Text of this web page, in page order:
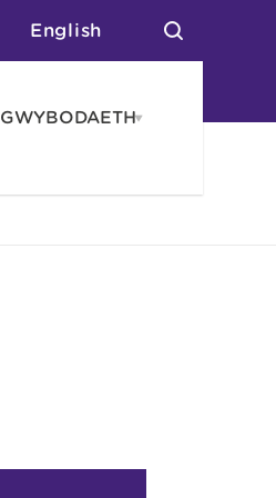
English
GWYBODAETHOpen